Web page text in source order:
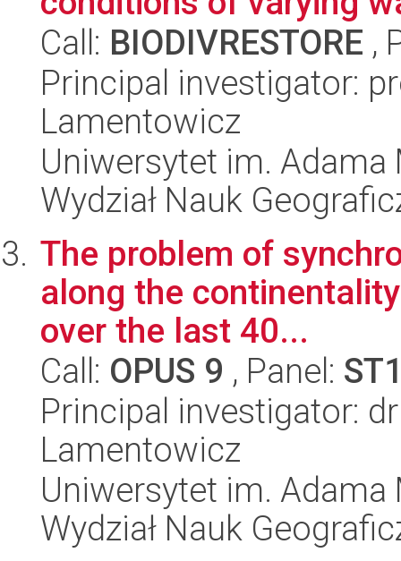
Call: BIODIVRESTORE ,
Principal investigator:
Lamentowicz
Uniwersytet im.
Wydział Nauk
The problem of
along the
over the last 40...
Call: OPUS 9 , Panel:
Principal investigator:
Lamentowicz
Uniwersytet im.
Wydział Nauk